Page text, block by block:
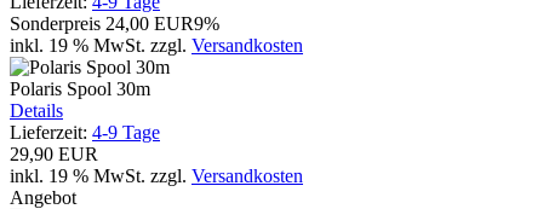
Sonderpreis 24,00 EUR9%
inkl. 19 % MwSt. zzgl. Versandkosten
Polaris Spool 30m
Details
Lieferzeit: 4-9 Tage
29,90 EUR
inkl. 19 % MwSt. zzgl. Versandkosten
Angebot